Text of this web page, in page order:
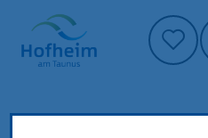
Startseite"